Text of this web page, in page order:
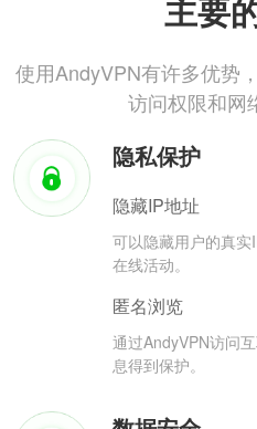
主要
使用AndyVPN有许多优势
访问权限和网
隐私保护
隐藏IP地址
可以隐藏用户的真
在线活动。
匿名浏览
通过AndyVPN访问
息得到保护。